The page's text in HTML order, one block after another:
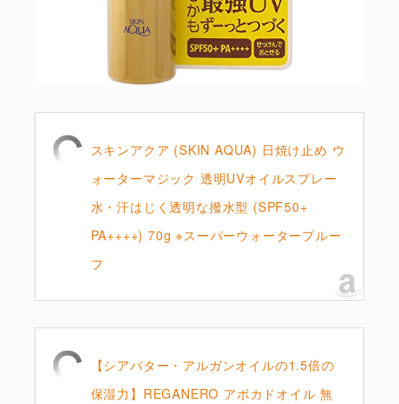
スキンアクア (SKIN AQUA) 日焼け止め ウ
ォーターマジック 透明UVオイルスプレー
水・汗はじく透明な撥水型 (SPF50+
PA++++) 70g ※スーパーウォータープルー
フ
【シアバター・アルガンオイルの1.5倍の
保湿力】REGANERO アボカドオイル 無